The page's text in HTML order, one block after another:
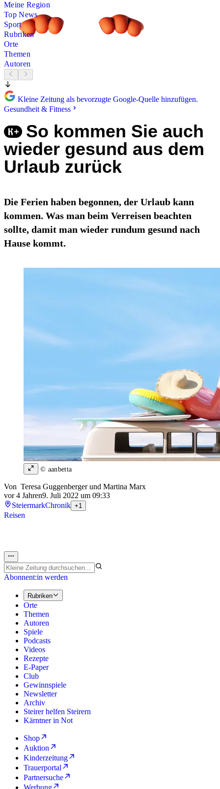
Meine Region
Top News
Sport
Rubriken
Orte
Themen
Autoren
Kleine Zeitung als bevorzugte Google-Quelle hinzufügen.
Gesundheit & Fitness
So kommen Sie auch
wieder gesund aus dem
Urlaub zurück
Die Ferien haben begonnen, der Urlaub kann
kommen. Was man beim Verreisen beachten
sollte, damit man wieder rundum gesund nach
Hause kommt.
© aanbetta
Von Teresa Guggenbergerund Martina Marx
vor 4 Jahren9. Juli 2022 um 09:33
SteiermarkChronik +1
Reisen
Abonnent:in werden
Rubriken
Orte
Themen
Autoren
Spiele
Podcasts
Videos
Rezepte
E-Paper
Club
Gewinnspiele
Newsletter
Archiv
Steirer helfen Steirern
Kärntner in Not
Shop
Auktion
Kinderzeitung
Trauerportal
Partnersuche
Werbung